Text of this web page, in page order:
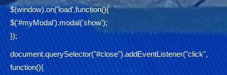
$(window).on('load',function(){
$('#myModal').modal('show');
});
document.querySelector("#close").addEventListener("click",
function(){